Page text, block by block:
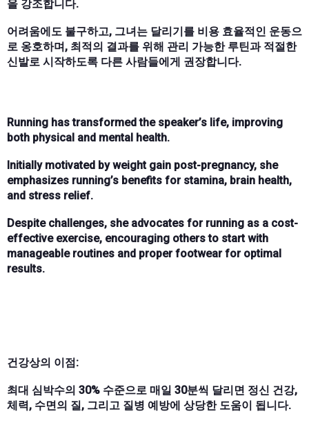
을 강조합니다.
어려움에도 불구하고, 그녀는 달리기를 비용 효율적인 운동으
로 옹호하며, 최적의 결과를 위해 관리 가능한 루틴과 적절한
신발로 시작하도록 다른 사람들에게 권장합니다.
Running has transformed the speaker’s life, improving
both physical and mental health.
Initially motivated by weight gain post-pregnancy, she
emphasizes running’s benefits for stamina, brain health,
and stress relief.
Despite challenges, she advocates for running as a cost-
effective exercise, encouraging others to start with
manageable routines and proper footwear for optimal
results.
건강상의 이점:
최대 심박수의 30% 수준으로 매일 30분씩 달리면 정신 건강,
체력, 수면의 질, 그리고 질병 예방에 상당한 도움이 됩니다.